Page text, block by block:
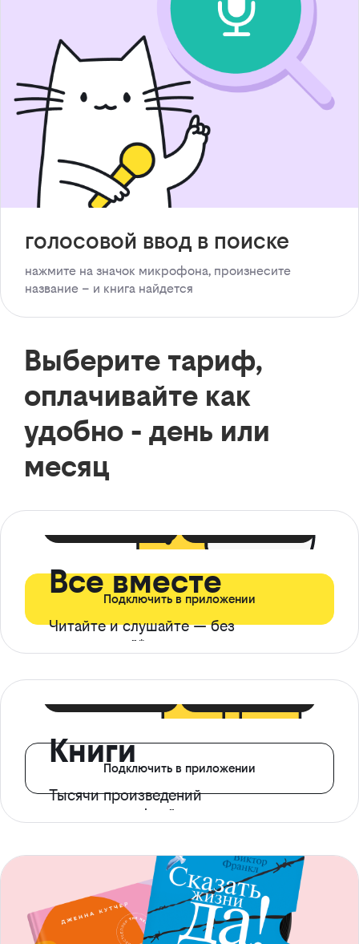
голосовой ввод в поиске
нажмите на значок микрофона, произнесите
название – и книга найдется
Выберите тариф,
оплачивайте как
удобно - день или
месяц
Все вместе
Читайте и слушайте — без
ограничений*
Подключить в приложении
Книги
Тысячи произведений
с доступом офлайн
Подключить в приложении